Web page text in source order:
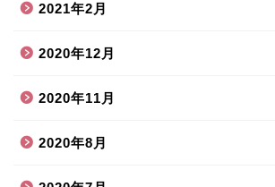
2021年2月
2020年12月
2020年11月
2020年8月